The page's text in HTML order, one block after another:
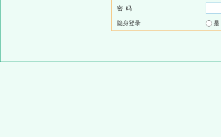
密 码
隐身登录